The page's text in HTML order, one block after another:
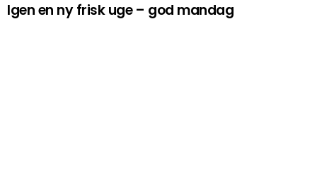
Igen en ny frisk uge – god mandag